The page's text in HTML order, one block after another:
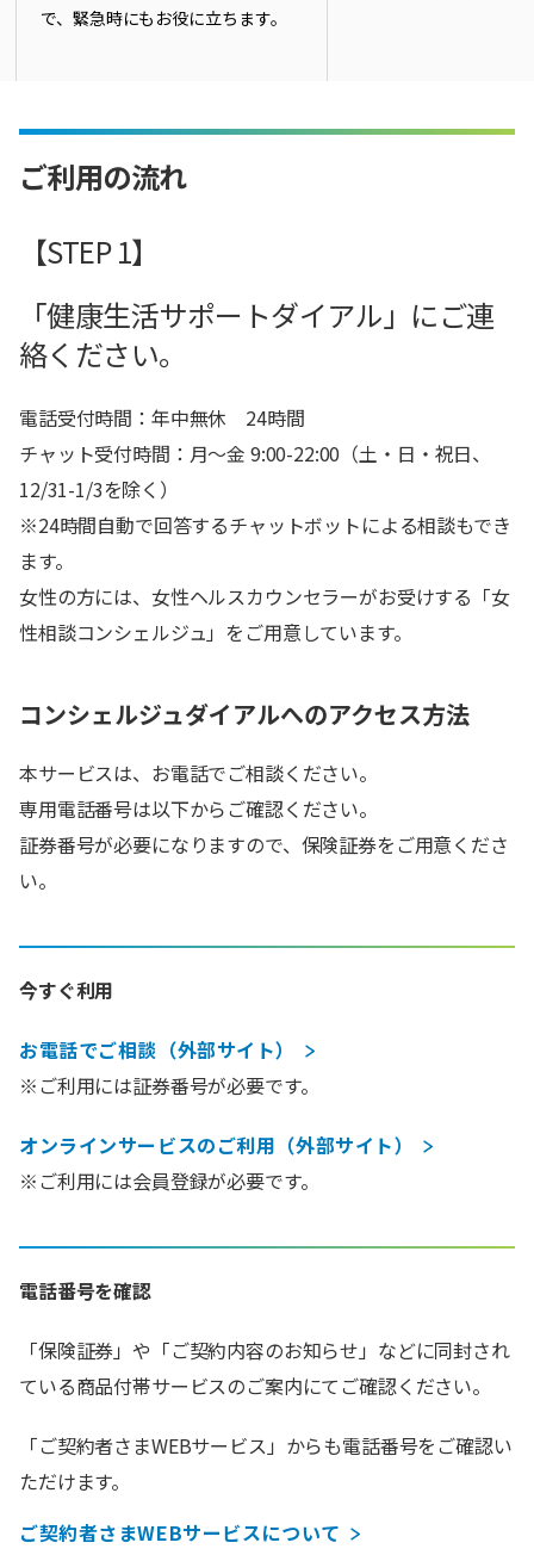
で、緊急時にもお役に立ちます。
ご利用の流れ
【STEP 1】
「健康生活サポートダイアル」にご連
絡ください。
電話受付時間：年中無休 24時間
チャット受付時間：月～金 9:00-22:00（土・日・祝日、
12/31-1/3を除く）
※24時間自動で回答するチャットボットによる相談もでき
ます。
女性の方には、女性ヘルスカウンセラーがお受けする「女
性相談コンシェルジュ」をご用意しています。
コンシェルジュダイアルへのアクセス方法
本サービスは、お電話でご相談ください。
専用電話番号は以下からご確認ください。
証券番号が必要になりますので、保険証券をご用意くださ
い。
今すぐ利用
お電話でご相談（外部サイト）
※ご利用には証券番号が必要です。
オンラインサービスのご利用（外部サイト）
※ご利用には会員登録が必要です。
電話番号を確認
「保険証券」や「ご契約内容のお知らせ」などに同封され
ている商品付帯サービスのご案内にてご確認ください。
「ご契約者さまWEBサービス」からも電話番号をご確認い
ただけます。
ご契約者さまWEBサービスについて